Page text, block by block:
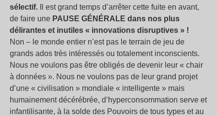
sélectif. Il est grand temps d’arrêter cette fuite en avant,
de faire une PAUSE GÉNÉRALE dans nos plus
délirantes et inutiles « innovations disruptives » !
Non – le monde entier n’est pas le terrain de jeu de
grands ados très intéressés ou totalement inconscients.
Nous ne voulons pas être obligés de devenir leur « chair
à données ». Nous ne voulons pas de leur grand projet
d’une « civilisation » mondiale « intelligente » mais
humainement décérébrée, d’hyperconsommation serve et
infantilisante, à la solde des Pouvoirs de tous types et au